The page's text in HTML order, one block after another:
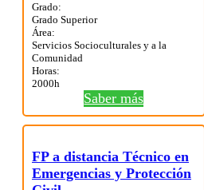
Grado:
Grado Superior
Área:
Servicios Socioculturales y a la
Comunidad
Horas:
2000h
Saber más
FP a distancia Técnico en
Emergencias y Protección